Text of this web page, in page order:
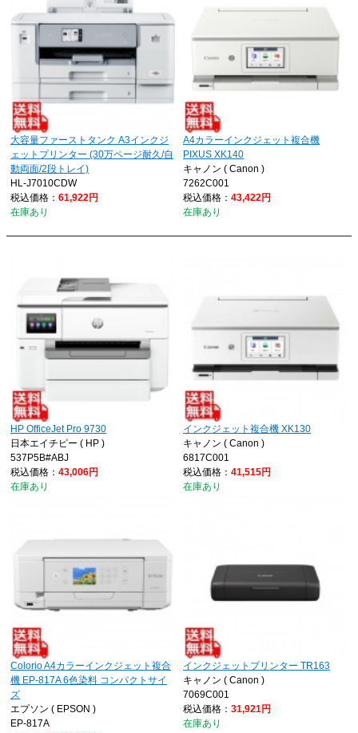
大容量ファーストタンク A3インクジ
ェットプリンター (30万ページ耐久/自
動両面/2段トレイ)
HL-J7010CDW
税込価格： 61,922円
在庫あり
A4カラーインクジェット複合機
PIXUS XK140
キャノン ( Canon )
7262C001
税込価格： 43,422円
在庫あり
HP OfficeJet Pro 9730
日本エイチピー ( HP )
537P5B#ABJ
税込価格： 43,006円
在庫あり
インクジェット複合機 XK130
キャノン ( Canon )
6817C001
税込価格： 41,515円
在庫あり
Colorio A4カラーインクジェット複合
機 EP-817A 6色染料 コンパクトサイ
ズ
エプソン ( EPSON )
EP-817A
インクジェットプリンター TR163
キャノン ( Canon )
7069C001
税込価格： 31,921円
在庫あり